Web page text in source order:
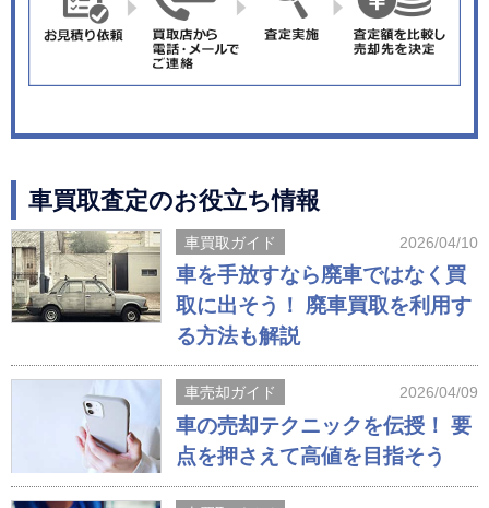
車買取査定のお役立ち情報
車買取ガイド 2026/04/10
車を手放すなら廃車ではなく買
取に出そう！ 廃車買取を利用す
る方法も解説
車売却ガイド 2026/04/09
車の売却テクニックを伝授！ 要
点を押さえて高値を目指そう